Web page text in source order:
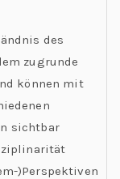
des
zugrunde
können mit
sichtbar
)Perspektiven